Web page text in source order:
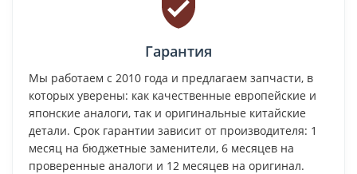
Гарантия
Мы работаем с 2010 года и предлагаем запчасти, в
которых уверены: как качественные европейские и
японские аналоги, так и оригинальные китайские
детали. Срок гарантии зависит от производителя: 1
месяц на бюджетные заменители, 6 месяцев на
проверенные аналоги и 12 месяцев на оригинал.